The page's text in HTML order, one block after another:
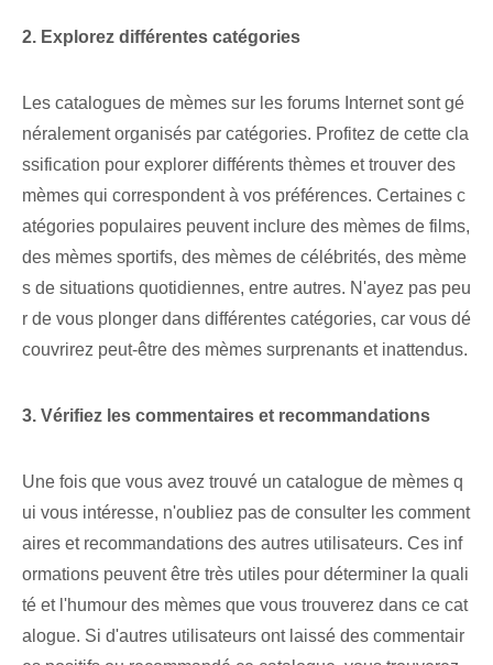
2. Explorez différentes catégories
Les catalogues de mèmes sur les forums Internet sont gé
néralement organisés par catégories. Profitez de cette cla
ssification pour explorer différents thèmes et trouver des
mèmes qui correspondent à vos préférences. Certaines c
atégories populaires peuvent inclure des mèmes de films,
des mèmes sportifs, des mèmes de célébrités, des mème
s de situations quotidiennes, entre autres. N'ayez pas peu
r de vous plonger dans différentes catégories, car vous dé
couvrirez peut-être des mèmes surprenants et inattendus.
3. Vérifiez les commentaires et recommandations
Une fois que vous avez trouvé un catalogue de mèmes q
ui vous intéresse, n'oubliez pas de consulter les comment
aires et recommandations des autres utilisateurs. Ces inf
ormations peuvent être très utiles pour déterminer la quali
té et l'humour des mèmes que vous trouverez dans ce cat
alogue. Si d'autres utilisateurs ont laissé des commentair